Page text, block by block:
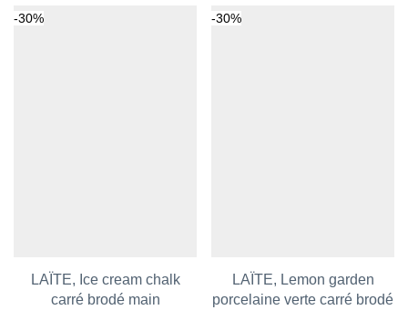
-30%
LAÏTE, Ice cream chalk
carré brodé main
Ajouter aux favoris
-30%
LAÏTE, Lemon garden
porcelaine verte carré brodé